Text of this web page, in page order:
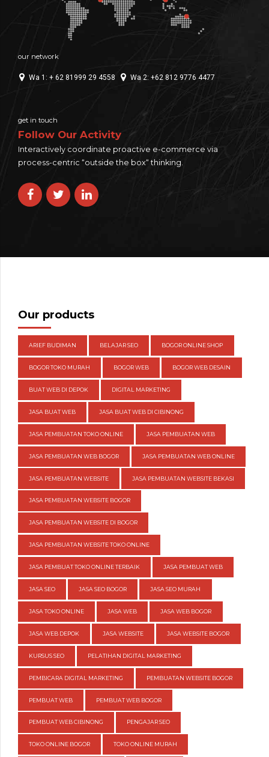
our network
Wa 1: + 62 81999 29 4558 Wa 2: +62 812 9776 4477
get in touch
Follow Our Activity
Interactively coordinate proactive e-commerce via
process-centric “outside the box“ thinking.
Our products
ARIEF BUDIMAN BELAJAR SEO BOGOR ONLINE SHOP
BOGOR TOKO MURAH BOGOR WEB BOGOR WEB DESAIN
BUAT WEB DI DEPOK DIGITAL MARKETING
JASA BUAT WEB JASA BUAT WEB DI CIBINONG
JASA PEMBUATAN TOKO ONLINE JASA PEMBUATAN WEB
JASA PEMBUATAN WEB BOGOR JASA PEMBUATAN WEB ONLINE
JASA PEMBUATAN WEBSITE JASA PEMBUATAN WEBSITE BEKASI
JASA PEMBUATAN WEBSITE BOGOR
JASA PEMBUATAN WEBSITE DI BOGOR
JASA PEMBUATAN WEBSITE TOKO ONLINE
JASA PEMBUAT TOKO ONLINE TERBAIK JASA PEMBUAT WEB
JASA SEO JASA SEO BOGOR JASA SEO MURAH
JASA TOKO ONLINE JASA WEB JASA WEB BOGOR
JASA WEB DEPOK JASA WEBSITE JASA WEBSITE BOGOR
KURSUS SEO PELATIHAN DIGITAL MARKETING
PEMBICARA DIGITAL MARKETING PEMBUATAN WEBSITE BOGOR
PEMBUAT WEB PEMBUAT WEB BOGOR
PEMBUAT WEB CIBINONG PENGAJAR SEO
TOKO ONLINE BOGOR TOKO ONLINE MURAH